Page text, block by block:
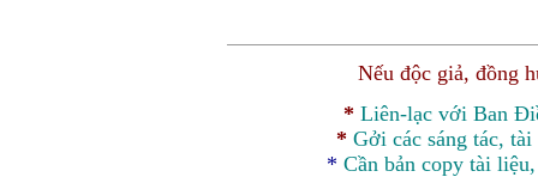
Nếu độc giả, đồng
* Liên-lạc với Ban
* Gởi các sáng tác,
* Cần bản copy tài